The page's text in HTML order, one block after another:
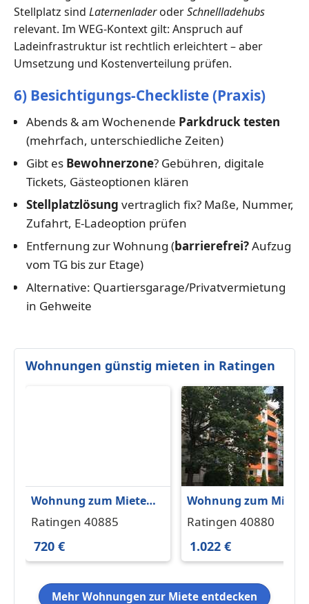
Stellplatz sind LaternenladeroderSchnellladehubs
relevant. Im WEG-Kontext gilt: Anspruch auf
Ladeinfrastruktur ist rechtlich erleichtert – aber
Umsetzung und Kostenverteilung prüfen.
6) Besichtigungs-Checkliste (Praxis)
Abends & am Wochenende Parkdruck testen
(mehrfach, unterschiedliche Zeiten)
Gibt es Bewohnerzone? Gebühren, digitale
Tickets, Gästeoptionen klären
Stellplatzlösung vertraglich fix? Maße, Nummer,
Zufahrt, E-Ladeoption prüfen
Entfernung zur Wohnung (barrierefrei?Aufzug
vom TG bis zur Etage)
Alternative: Quartiersgarage/Privatvermietung
in Gehweite
Wohnungen günstig mieten in Ratingen
Wohnung zum Mieten
in Ratingen 720 € 65.12
Ratingen 40885
720 €
Wohnung zum Mieten
in Ratingen 1.022 € 91
Ratingen 40880
1.022 €
Mehr Wohnungen zur Miete entdecken